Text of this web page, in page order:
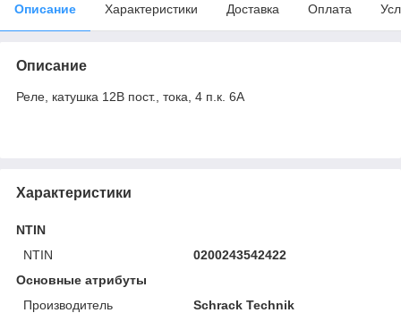
Описание Характеристики Доставка Оплата
Описание
Реле, катушка 12В пост., тока, 4 п.к. 6А
Характеристики
NTIN
NTIN
0200243542422
Основные атрибуты
Производитель
Schrack Technik